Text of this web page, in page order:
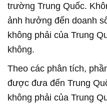
trường Trung Quốc.
ảnh hưởng đến doanh
không phải của Trung
không.
Theo các phân tích,
được đưa đến Trung
không phải của Trung